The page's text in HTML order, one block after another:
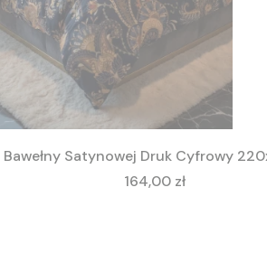
Satynowej Druk Cyfrowy
Cena
164,00 zł